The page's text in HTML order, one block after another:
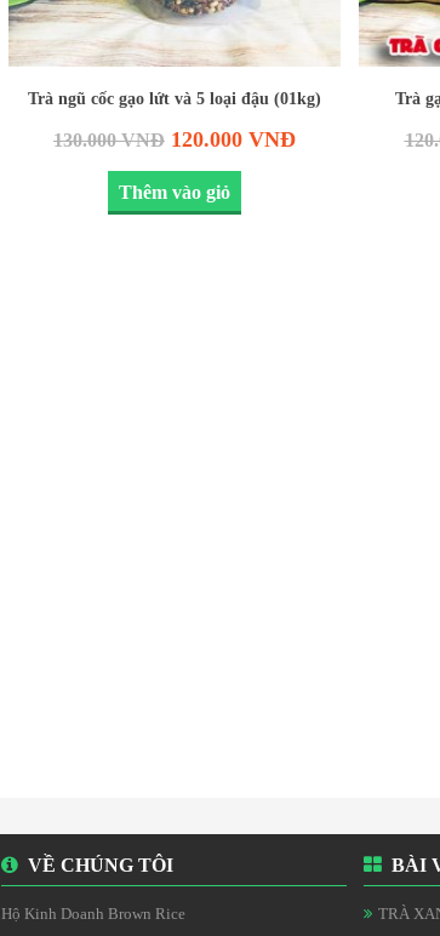
Trà ngũ cốc gạo lứt và 5 loại đậu (01kg)
130.000VNĐ 120.000 VNĐ
Thêm vào giỏ
Trà
VỀ CHÚNG TÔI
Hộ Kinh Doanh Brown Rice
BÀI
TRÀ